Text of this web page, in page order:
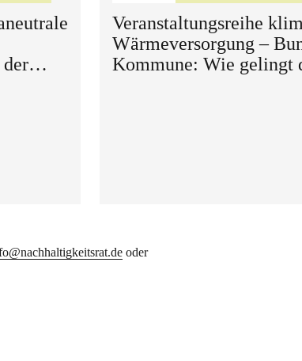
Veranstaltungsreihe
Wärmeversorgung –
Kommune: Wie gelingt
oder